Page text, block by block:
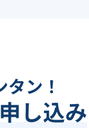
ン！
し込み